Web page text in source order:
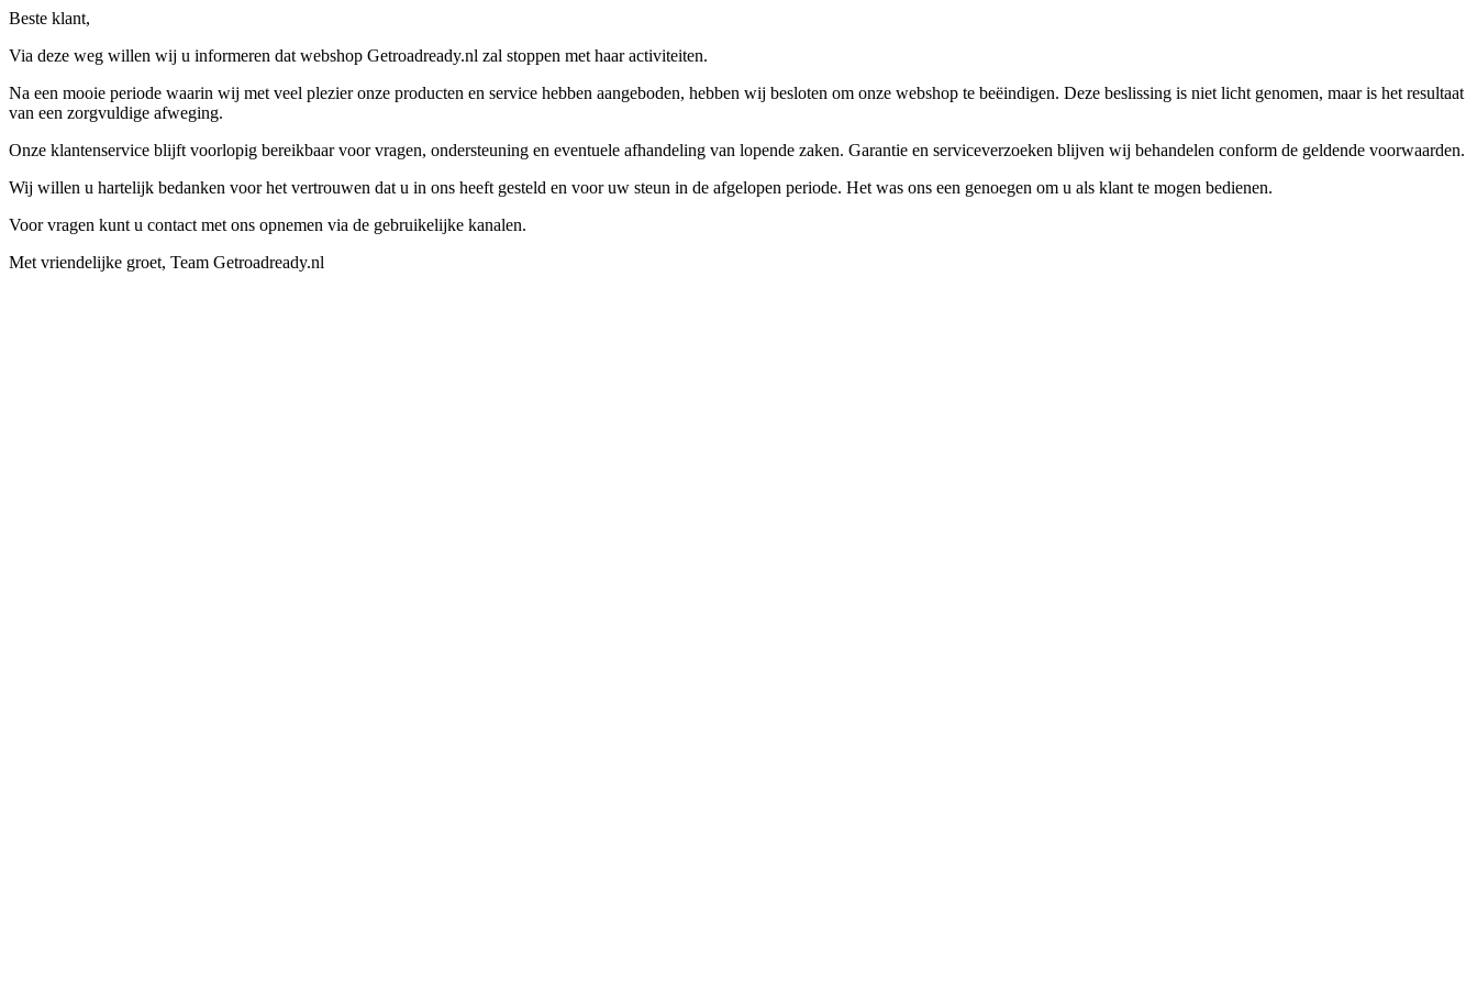
Beste klant,
Via deze weg willen wij u informeren dat webshop Getroadready.nl zal stoppen met haar activiteiten.
Na een mooie periode waarin wij met veel plezier onze producten en service hebben aangeboden, hebben wij besloten om onze webshop te beëindigen. Deze beslissing is niet licht genomen, maar is het resultaat
van een zorgvuldige afweging.
Onze klantenservice blijft voorlopig bereikbaar voor vragen, ondersteuning en eventuele afhandeling van lopende zaken. Garantie en serviceverzoeken blijven wij behandelen conform de geldende voorwaarden.
Wij willen u hartelijk bedanken voor het vertrouwen dat u in ons heeft gesteld en voor uw steun in de afgelopen periode. Het was ons een genoegen om u als klant te mogen bedienen.
Voor vragen kunt u contact met ons opnemen via de gebruikelijke kanalen.
Met vriendelijke groet, Team Getroadready.nl